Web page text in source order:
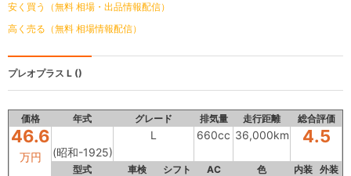
安く買う（無料 相場・出品情報配信）
高く売る（無料 相場情報配信）
プレオプラス L ()
価格 年式 グレード 排気量 走行距離 総合評価
46.6
万円 (昭和-1925)
L 660cc 36,000km 4.5
型式 車検 シフト AC 色 内装 外装